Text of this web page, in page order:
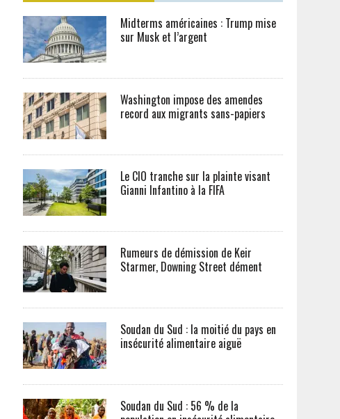
Midterms américaines : Trump mise
sur Musk et l’argent
Washington impose des amendes
record aux migrants sans-papiers
Le CIO tranche sur la plainte visant
Gianni Infantino à la FIFA
Rumeurs de démission de Keir
Starmer, Downing Street dément
Soudan du Sud : la moitié du pays en
insécurité alimentaire aiguë
Soudan du Sud : 56 % de la